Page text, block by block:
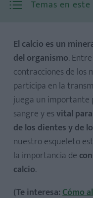
Temas en
El calcio es un
del organismo.
contracciones de los
participa en la
juega un importante
sangre y esvital
de los dientes y de
nuestro esqueleto
la importancia de
calcio.
(Te interesa:Cómo